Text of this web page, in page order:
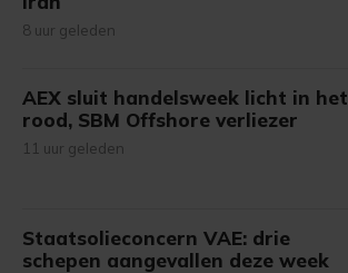
8 uur geleden
AEX sluit handelsweek licht in het
rood, SBM Offshore verliezer
11 uur geleden
Staatsolieconcern VAE: drie
schepen aangevallen deze week